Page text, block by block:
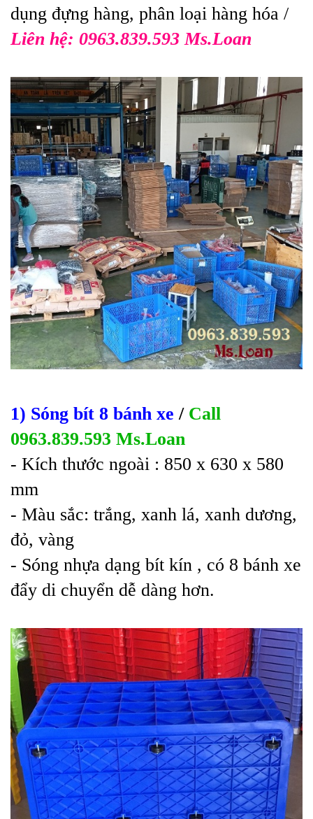
dụng đựng hàng, phân loại hàng hóa /
Liên hệ: 0963.839.593 Ms.Loan
1) Sóng bít 8 bánh xe / Call
0963.839.593 Ms.Loan
- Kích thước ngoài : 850 x 630 x 580
mm
- Màu sắc: trắng, xanh lá, xanh dương,
đỏ, vàng
- Sóng nhựa dạng bít kín , có 8 bánh xe
đẩy di chuyển dễ dàng hơn.